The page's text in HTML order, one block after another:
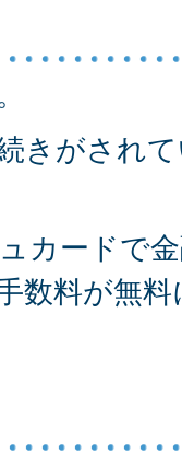
きがされ
カードで
数料が無